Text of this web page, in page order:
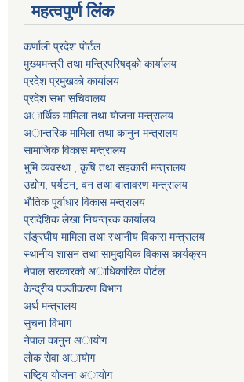
महत्वपुर्ण लिंक
कर्णाली प्रदेश पाेर्टल
मुख्यमन्त्री तथा मन्त्रिपरिषद्काे कार्यालय
प्रदेश प्रमुखकाे कार्यालय
प्रदेश सभा सचिवालय
अार्थिक मामिला तथा याेजना मन्त्रालय
अान्तरिक मामिला तथा कानुन मन्त्रालय
सामाजिक विकास मन्त्रालय
भुमि व्यवस्था , कृषि तथा सहकारी मन्त्रालय
उद्याेग, पर्यटन, वन तथा वातावरण मन्त्रालय
भाैतिक पूर्वाधार विकास मन्त्रालय
प्रादेशिक लेखा नियन्त्रक कार्यालय
संङ्रघीय मामिला तथा स्थानीय विकास मन्त्रालय
स्थानीय शासन तथा सामुदायिक विकास कार्यक्रम
नेपाल सरकारकाे अाधिकारिक पाेर्टल
केन्द्रीय पञ्जीकरण विभाग
अर्थ मन्त्रालय
सुचना विभाग
नेपाल कानुन अायाेग
लाेक सेवा अायाेग
राष्टि्य याेजना अायाेग